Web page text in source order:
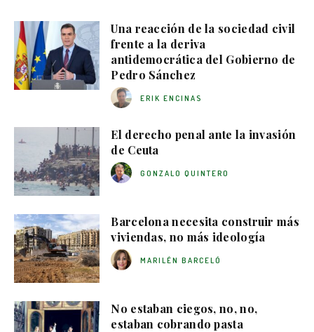
Una reacción de la sociedad civil
frente a la deriva
antidemocrática del Gobierno de
Pedro Sánchez
ERIK ENCINAS
El derecho penal ante la invasión
de Ceuta
GONZALO QUINTERO
Barcelona necesita construir más
viviendas, no más ideología
MARILÉN BARCELÓ
No estaban ciegos, no, no,
estaban cobrando pasta